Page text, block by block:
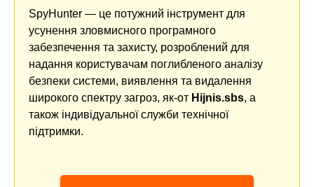
SpyHunter — це потужний інструмент для
усунення зловмисного програмного
забезпечення та захисту, розроблений для
надання користувачам поглибленого аналізу
безпеки системи, виявлення та видалення
широкого спектру загроз, як-от Hijnis.sbs, а
також індивідуальної служби технічної
підтримки.